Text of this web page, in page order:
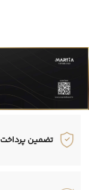
تضمین پرداخت